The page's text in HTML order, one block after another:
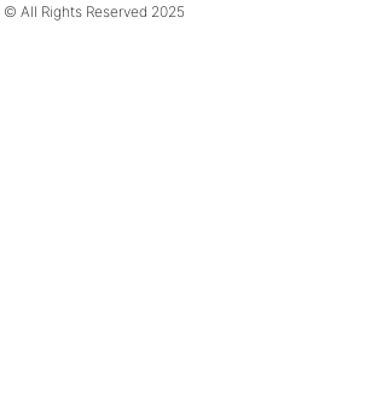
© All Rights Reserved 2025